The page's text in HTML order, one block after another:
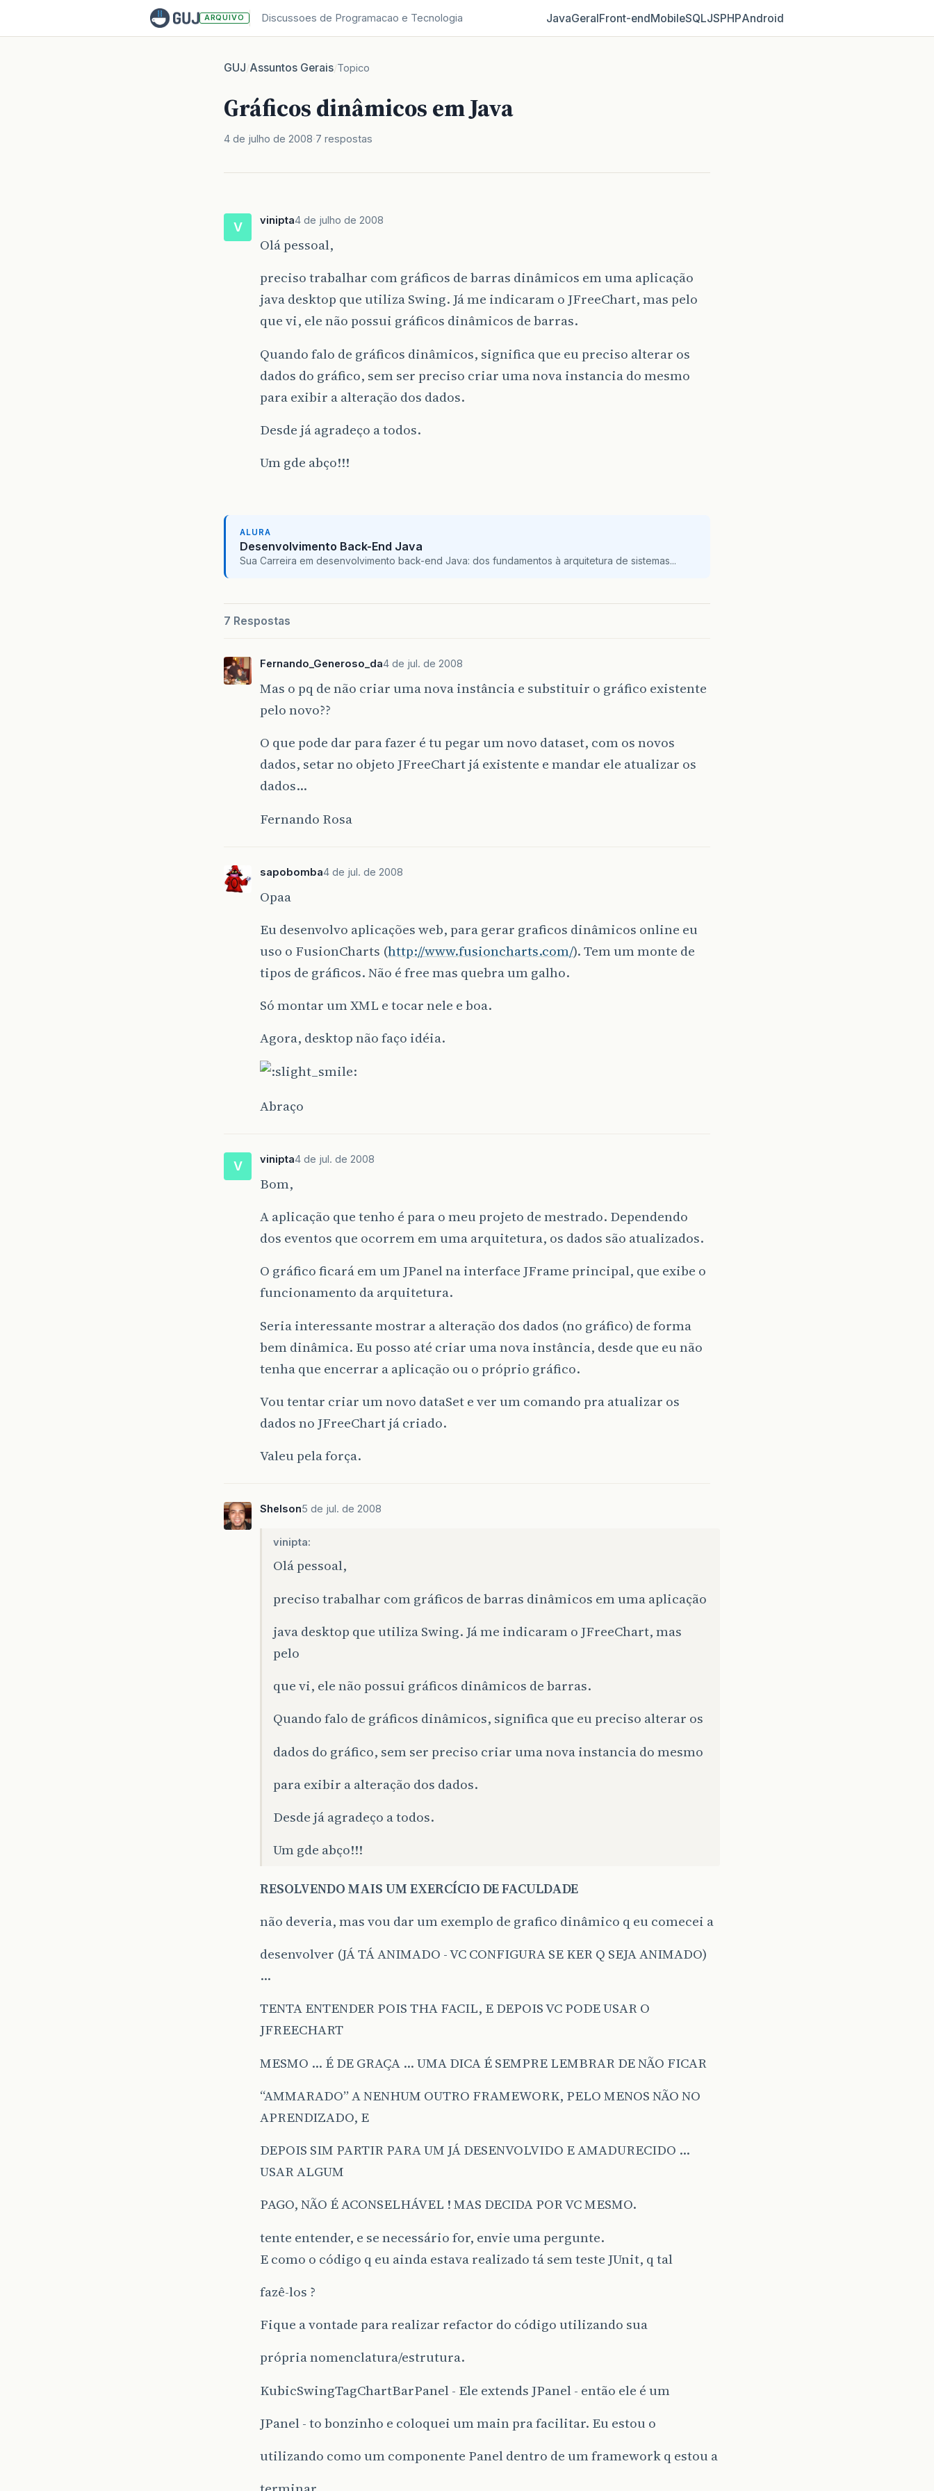
ARQUIVO Discussoes de Programacao e Tecnologia JavaGeralFront‑endMobileSQLJSPHPAndroid
GUJ/Assuntos Gerais/Topico
Gráficos dinâmicos em Java
4 de julho de 2008 7 respostas
V vinipta4 de julho de 2008
Olá pessoal,
preciso trabalhar com gráficos de barras dinâmicos em uma aplicação
java desktop que utiliza Swing. Já me indicaram o JFreeChart, mas pelo
que vi, ele não possui gráficos dinâmicos de barras.
Quando falo de gráficos dinâmicos, significa que eu preciso alterar os
dados do gráfico, sem ser preciso criar uma nova instancia do mesmo
para exibir a alteração dos dados.
Desde já agradeço a todos.
Um gde abço!!!
ALURA
Desenvolvimento Back-End Java
Sua Carreira em desenvolvimento back-end Java: dos fundamentos à arquitetura de sistemas...
7 Respostas
Fernando_Generoso_da4 de jul. de 2008
Mas o pq de não criar uma nova instância e substituir o gráfico existente
pelo novo??
O que pode dar para fazer é tu pegar um novo dataset, com os novos
dados, setar no objeto JFreeChart já existente e mandar ele atualizar os
dados…
Fernando Rosa
sapobomba4 de jul. de 2008
Opaa
Eu desenvolvo aplicações web, para gerar graficos dinâmicos online eu
uso o FusionCharts (http://www.fusioncharts.com/). Tem um monte de
tipos de gráficos. Não é free mas quebra um galho.
Só montar um XML e tocar nele e boa.
Agora, desktop não faço idéia.
Abraço
V vinipta4 de jul. de 2008
Bom,
A aplicação que tenho é para o meu projeto de mestrado. Dependendo
dos eventos que ocorrem em uma arquitetura, os dados são atualizados.
O gráfico ficará em um JPanel na interface JFrame principal, que exibe o
funcionamento da arquitetura.
Seria interessante mostrar a alteração dos dados (no gráfico) de forma
bem dinâmica. Eu posso até criar uma nova instância, desde que eu não
tenha que encerrar a aplicação ou o próprio gráfico.
Vou tentar criar um novo dataSet e ver um comando pra atualizar os
dados no JFreeChart já criado.
Valeu pela força.
Shelson5 de jul. de 2008
vinipta:
Olá pessoal,
preciso trabalhar com gráficos de barras dinâmicos em uma aplicação
java desktop que utiliza Swing. Já me indicaram o JFreeChart, mas
pelo
que vi, ele não possui gráficos dinâmicos de barras.
Quando falo de gráficos dinâmicos, significa que eu preciso alterar os
dados do gráfico, sem ser preciso criar uma nova instancia do mesmo
para exibir a alteração dos dados.
Desde já agradeço a todos.
Um gde abço!!!
RESOLVENDO MAIS UM EXERCÍCIO DE FACULDADE
não deveria, mas vou dar um exemplo de grafico dinâmico q eu comecei a
desenvolver (JÁ TÁ ANIMADO - VC CONFIGURA SE KER Q SEJA ANIMADO)
…
TENTA ENTENDER POIS THA FACIL, E DEPOIS VC PODE USAR O
JFREECHART
MESMO … É DE GRAÇA … UMA DICA É SEMPRE LEMBRAR DE NÃO FICAR
“AMMARADO” A NENHUM OUTRO FRAMEWORK, PELO MENOS NÃO NO
APRENDIZADO, E
DEPOIS SIM PARTIR PARA UM JÁ DESENVOLVIDO E AMADURECIDO …
USAR ALGUM
PAGO, NÃO É ACONSELHÁVEL ! MAS DECIDA POR VC MESMO.
tente entender, e se necessário for, envie uma pergunte.
E como o código q eu ainda estava realizado tá sem teste JUnit, q tal
fazê-los ?
Fique a vontade para realizar refactor do código utilizando sua
própria nomenclatura/estrutura.
KubicSwingTagChartBarPanel - Ele extends JPanel - então ele é um
JPanel - to bonzinho e coloquei um main pra facilitar. Eu estou o
utilizando como um componente Panel dentro de um framework q estou a